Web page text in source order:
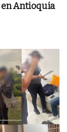
en Antioquia